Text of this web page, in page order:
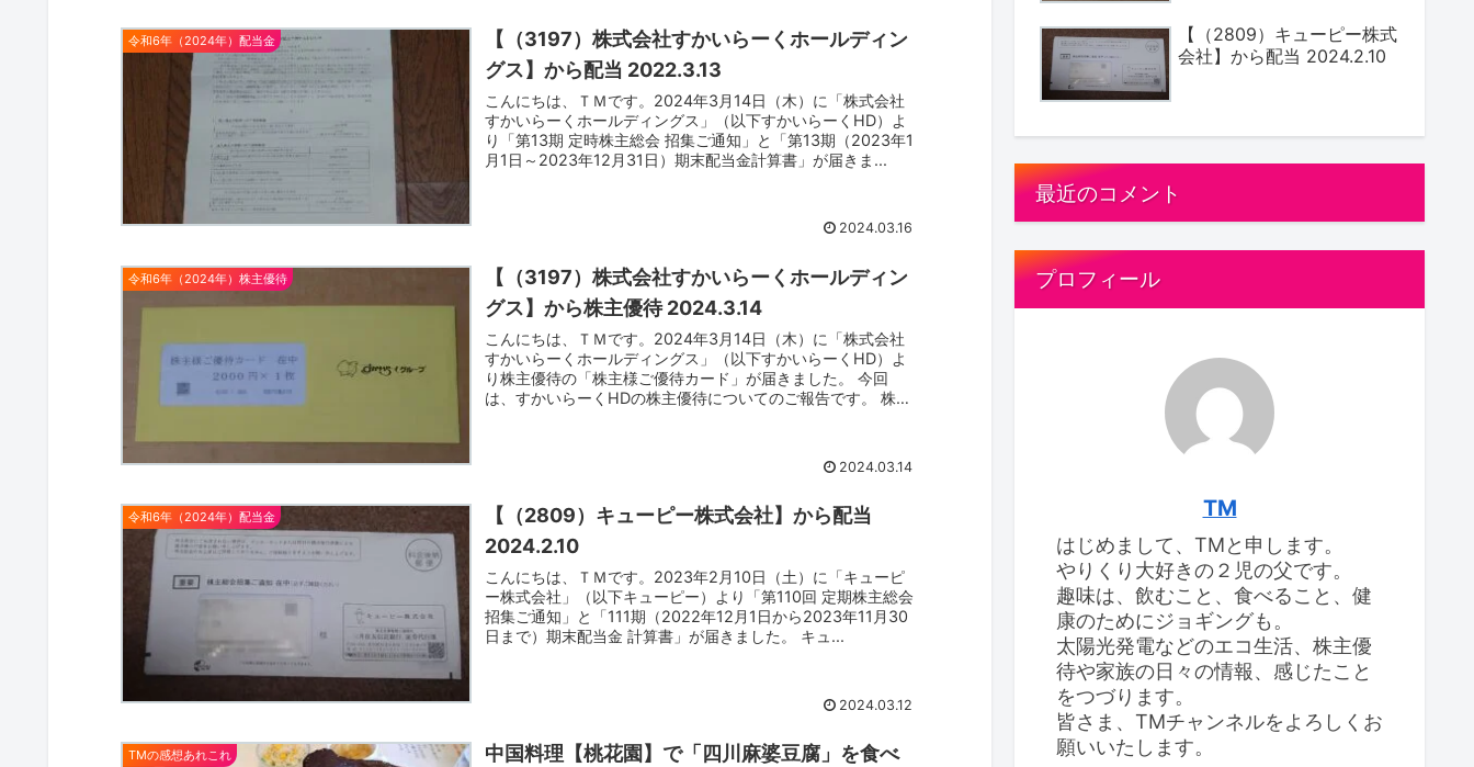
令和6年（2024年）配当金
【（3197）株式会社すかいらーくホールディン
グス】から配当 2022.3.13
こんにちは、ＴＭです。2024年3月14日（木）に「株式会社
すかいらーくホールディングス」（以下すかいらーくHD）よ
り「第13期 定時株主総会 招集ご通知」と「第13期（2023年1
月1日～2023年12月31日）期末配当金計算書」が届きま...
2024.03.16
令和6年（2024年）株主優待
【（3197）株式会社すかいらーくホールディン
グス】から株主優待 2024.3.14
こんにちは、ＴＭです。2024年3月14日（木）に「株式会社
すかいらーくホールディングス」（以下すかいらーくHD）よ
り株主優待の「株主様ご優待カード」が届きました。 今回
は、すかいらーくHDの株主優待についてのご報告です。 株主
2024.03.14
令和6年（2024年）配当金
【（2809）キューピー株式会社】から配当
2024.2.10
こんにちは、ＴＭです。2023年2月10日（土）に「キューピ
ー株式会社」（以下キューピー）より「第110回 定期株主総会
招集ご通知」と「111期（2022年12月1日から2023年11月30
日まで）期末配当金 計算書」が届きました。 キュ...
2024.03.12
TMの感想あれこれ
中国料理【桃花園】で「四川麻婆豆腐」を食べ
【（2809）キューピー株式
会社】から配当 2024.2.10
最近のコメント
プロフィール
TM
はじめまして、TMと申します。
やりくり大好きの２児の父です。
趣味は、飲むこと、食べること、健
康のためにジョギングも。
太陽光発電などのエコ生活、株主優
待や家族の日々の情報、感じたこと
をつづります。
皆さま、TMチャンネルをよろしくお
願いいたします。